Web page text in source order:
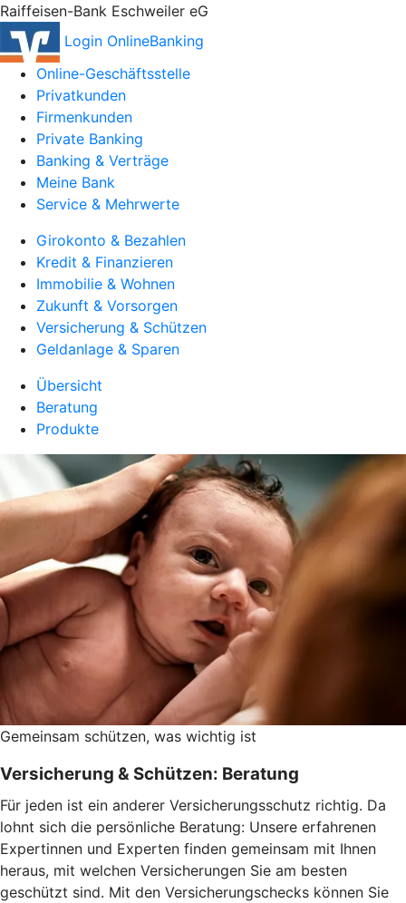
Raiffeisen-Bank Eschweiler eG
Login OnlineBanking
Online-Geschäftsstelle
Privatkunden
Firmenkunden
Private Banking
Banking & Verträge
Meine Bank
Service & Mehrwerte
Girokonto & Bezahlen
Kredit & Finanzieren
Immobilie & Wohnen
Zukunft & Vorsorgen
Versicherung & Schützen
Geldanlage & Sparen
Übersicht
Beratung
Produkte
Gemeinsam schützen, was wichtig ist
Versicherung & Schützen: Beratung
Für jeden ist ein anderer Versicherungsschutz richtig. Da
lohnt sich die persönliche Beratung: Unsere erfahrenen
Expertinnen und Experten finden gemeinsam mit Ihnen
heraus, mit welchen Versicherungen Sie am besten
geschützt sind. Mit den Versicherungschecks können Sie